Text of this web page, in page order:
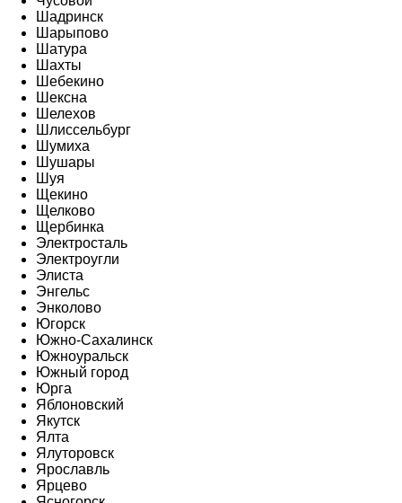
Шадринск
Шарыпово
Шатура
Шахты
Шебекино
Шексна
Шелехов
Шлиссельбург
Шумиха
Шушары
Шуя
Щекино
Щелково
Щербинка
Электросталь
Электроугли
Элиста
Энгельс
Энколово
Югорск
Южно-Сахалинск
Южноуральск
Южный город
Юрга
Яблоновский
Якутск
Ялта
Ялуторовск
Ярославль
Ярцево